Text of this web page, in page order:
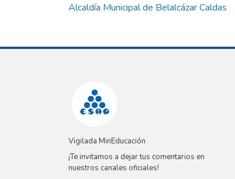
Alcaldía Municipal de Belalcázar Caldas
Vigilada MinEducación
¡Te invitamos a dejar tus comentarios en
nuestros canales oficiales!